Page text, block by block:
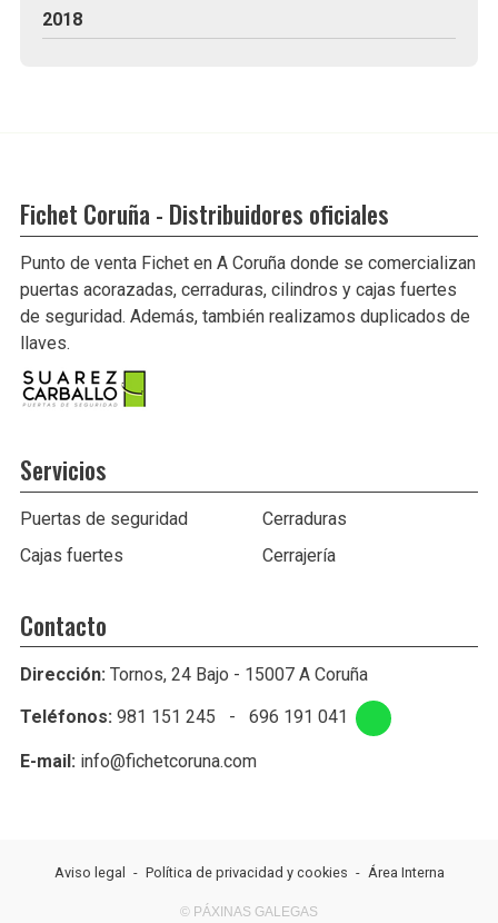
2018
Fichet Coruña - Distribuidores oficiales
Punto de venta Fichet en A Coruña donde se comercializan
puertas acorazadas, cerraduras, cilindros y cajas fuertes
de seguridad. Además, también realizamos duplicados de
llaves.
Servicios
Puertas de seguridad
Cerraduras
Cajas fuertes
Cerrajería
Contacto
Dirección: Tornos, 24 Bajo - 15007 A Coruña
Teléfonos: 981 151 245 - 696 191 041
E-mail: info@fichetcoruna.com
Aviso legal - Política de privacidad y cookies - Área Interna
© PÁXINAS GALEGAS